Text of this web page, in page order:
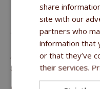
BENEFITI
73% DI PROTEINE DI
Alimento completo per
allattamento di tutte le
share
site with our
partners who
information that
or that they’ve
their services.